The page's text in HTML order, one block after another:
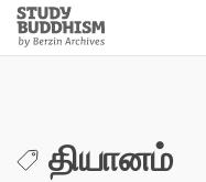
Close
Study
Buddhism
தியானம்